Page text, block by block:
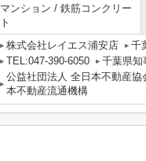
マンション / 鉄筋コンクリー
ト
株式会社レイエス浦安店
千
TEL:047-390-6050
千葉県知
公益社団法人 全日本不動産
本不動産流通機構